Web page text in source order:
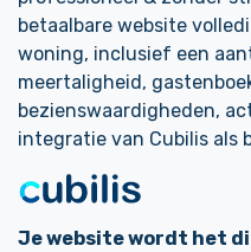
betaalbare website
woning, inclusief een
meertaligheid,
bezienswaardigheden,
integratie van Cubilis als
Je website wordt het